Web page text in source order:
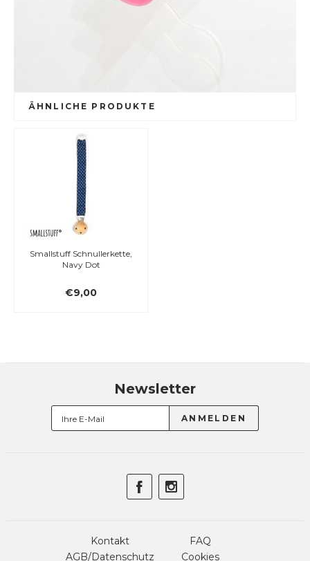
ÄHNLICHE PRODUKTE
Smallstuff Schnullerkette,
Navy Dot
€9,00
Newsletter
Kontakt
AGB/Datenschutz
FAQ
Cookies